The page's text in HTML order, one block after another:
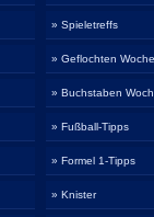
» Spieletreffs
» Geflochten
» Buchstaben
» Fußball-Tipps
» Formel 1-Tipps
» Knister